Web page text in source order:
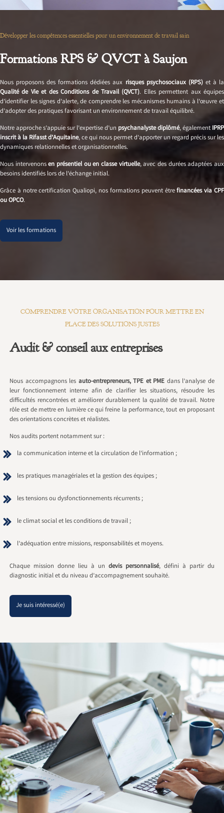
Développer les compétences essentielles pour un environnement de travail sain
Formations RPS & QVCT à Saujon
Nous proposons des formations dédiées aux risques psychosociaux (RPS)et à la
Qualité de Vie et des Conditions de Travail (QVCT). Elles permettent aux équipes
d’identifier les signes d’alerte, de comprendre les mécanismes humains à l’œuvre et
d’adopter des pratiques favorisant un environnement de travail équilibré.
Notre approche s’appuie sur l’expertise d’un psychanalyste diplômé, également IPRP
inscrit à la Rifasst d’Aquitaine, ce qui nous permet d’apporter un regard précis sur les
dynamiques relationnelles et organisationnelles.
Nous intervenonsen présentiel ou en classe virtuelle, avec des durées adaptées aux
besoins identifiés lors de l’échange initial.
Grâce à notre certification Qualiopi, nos formations peuvent êtrefinancées via CPF
ou OPCO.
Voir les formations
COMPRENDRE VOTRE ORGANISATION POUR METTRE EN
PLACE DES SOLUTIONS JUSTES
Audit & conseil aux entreprises
Nous accompagnons les auto-entrepreneurs, TPE et PME dans l’analyse de
leur fonctionnement interne afin de clarifier les situations, résoudre les
difficultés rencontrées et améliorer durablement la qualité de travail. Notre
rôle est de mettre en lumière ce qui freine la performance, tout en proposant
des orientations concrètes et réalistes.
Nos audits portent notamment sur :
la communication interne et la circulation de l’information ;
les pratiques managériales et la gestion des équipes ;
les tensions ou dysfonctionnements récurrents ;
le climat social et les conditions de travail ;
l’adéquation entre missions, responsabilités et moyens.
Chaque mission donne lieu à un devis personnalisé, défini à partir du
diagnostic initial et du niveau d’accompagnement souhaité.
Je suis intéressé(e)